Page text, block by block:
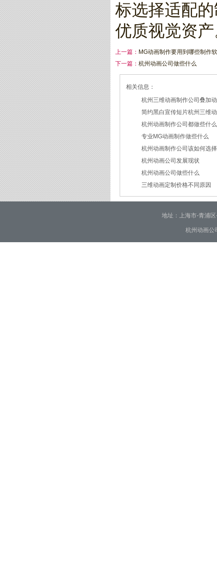
标选择适配
优质视觉资
上一篇： MG动画制作要用到哪些制作
下一篇： 杭州动画公司做些什么
相关信息：
杭州三维动画制作公司叠加
2026/07/27
简约黑白宣传短片杭州三维
2026/07/23
杭州动画制作公司都做些什
2026/03/18
专业MG动画制作做些什么
2026/03/16
杭州动画制作公司该如何选择
2026/03/05
杭州动画公司发展现状
2026/03/03
杭州动画公司做些什么
2026/02/28
三维动画定制价格不同原因
2026/02/02
地址：上海市-青浦
杭州动画公